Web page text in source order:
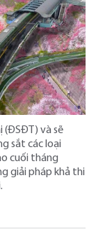
(ĐSĐT) và sẽ
sắt các loại
cuối tháng
giải pháp khả thi